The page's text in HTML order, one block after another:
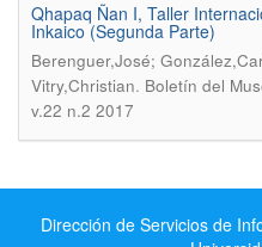
Qhapaq Ñan I, Taller
Inkaico (Segunda Parte)
Berenguer,José;
Vitry,Christian. Boletín del
v.22 n.2 2017
Dirección de Servicios de